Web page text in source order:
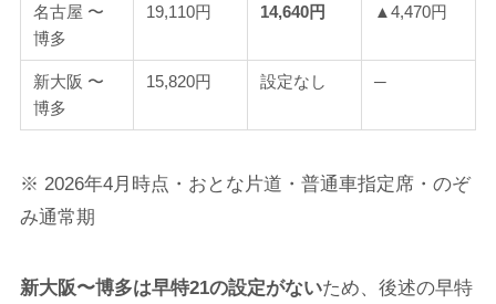
名古屋 〜
博多
19,110円 14,640円 ▲4,470円
新大阪 〜
博多
15,820円 設定なし ─
※ 2026年4月時点・おとな片道・普通車指定席・のぞ
み通常期
新大阪〜博多は早特21の設定がないため、後述の早特